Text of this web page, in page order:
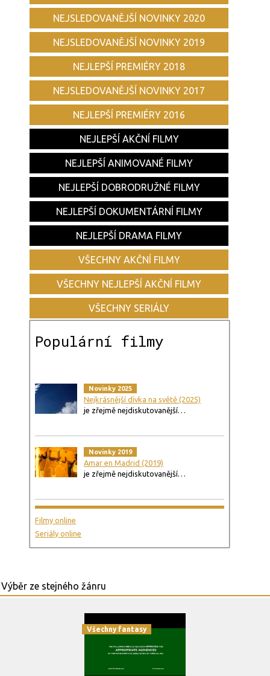
NEJSLEDOVANĚJŠÍ NOVINKY 2020
NEJSLEDOVANĚJŠÍ NOVINKY 2019
NEJLEPŠÍ PREMIÉRY 2018
NEJSLEDOVANĚJŠÍ NOVINKY 2017
NEJLEPŠÍ PREMIÉRY 2016
NEJLEPŠÍ AKČNÍ FILMY
NEJLEPŠÍ ANIMOVANÉ FILMY
NEJLEPŠÍ DOBRODRUŽNÉ FILMY
NEJLEPŠÍ DOKUMENTÁRNÍ FILMY
NEJLEPŠÍ DRAMA FILMY
VŠECHNY AKČNÍ FILMY
VŠECHNY NEJLEPŠÍ AKČNÍ FILMY
VŠECHNY SERIÁLY
Populární filmy
Novinky 2025
Nejkrásnější dívka na světě (2025)
je zřejmě nejdiskutovanější…
Novinky 2019
Amar en Madrid (2019)
je zřejmě nejdiskutovanější…
Filmy online
Seriály online
Všechny fantasy